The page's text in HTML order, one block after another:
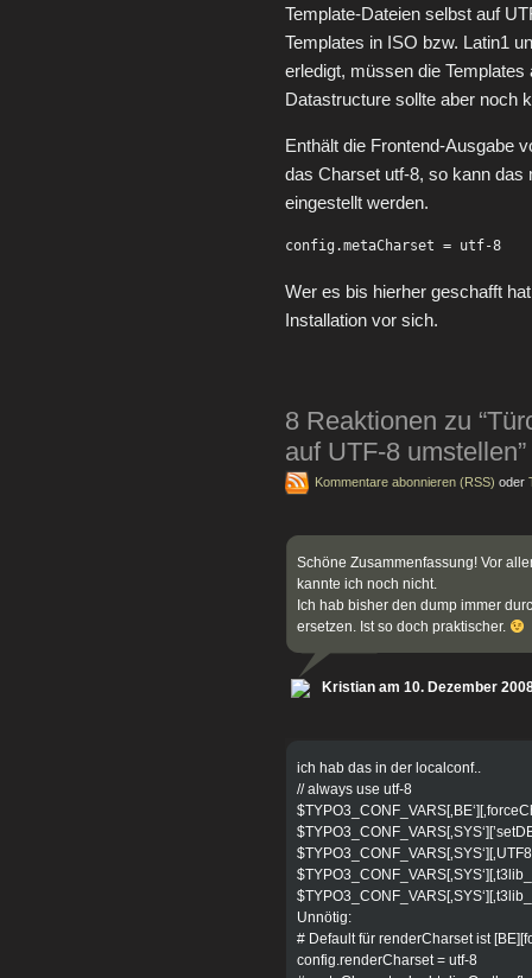
Template-Dateien selbst auf
Templates in ISO bzw. Latin1
erledigt, müssen die
Datastructure sollte aber noch
Enthält die Frontend-Ausgabe
das Charset utf-8, so kann das
eingestellt werden.
config.metaCharset = utf-8
Wer es bis hierher geschafft
Installation vor sich.
8 Reaktionen zu
auf UTF-8 umstellen”
Kommentare abonnieren (RSS) oder
Schöne Zusammenfassung! Vor
kannte ich noch nicht.
Ich hab bisher den dump immer
ersetzen. Ist so doch praktischer.
Kristian am 10. Dezember
ich hab das in der localconf..
// always use utf-8
Unnötig:
# Default für renderCharset ist
config.renderCharset = utf-8